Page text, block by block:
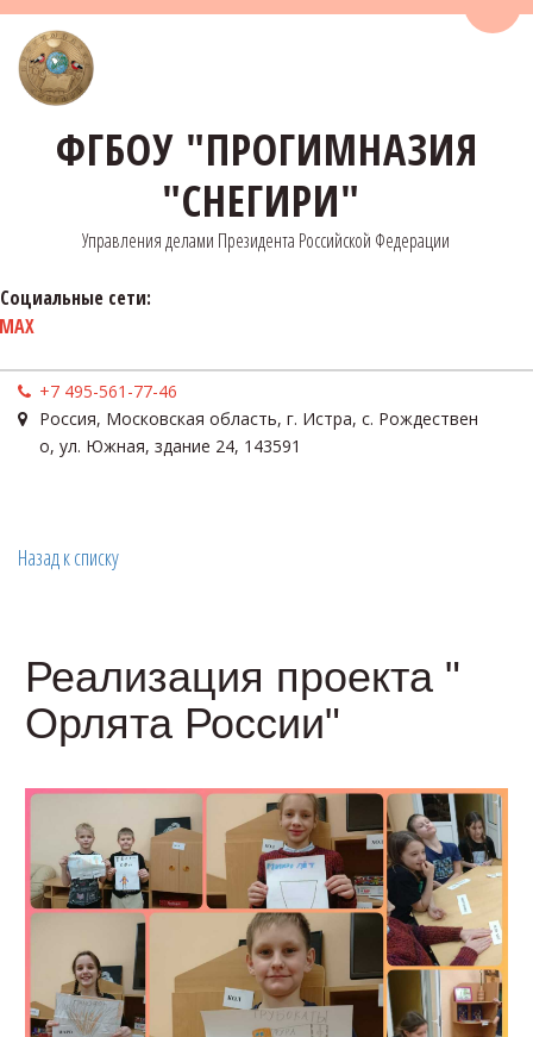
ФГБОУ "ПРОГИМНАЗИЯ
"СНЕГИРИ"
Управления делами Президента Российской Федерации
Социальные сети:
MAX
+7 495-561-77-46
Россия, Московская область, г. Истра, с. Рождествен
о, ул. Южная, здание 24, 143591
Назад к списку
Реализация проекта "
Орлята России"